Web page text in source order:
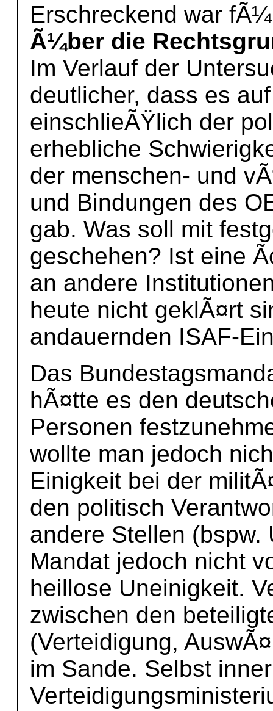
Erschreckend war
Ã¼ber die
Im Verlauf der
deutlicher, dass es
einschlieÃŸlich der
erhebliche
der menschen- und
und Bindungen des
gab. Was soll mit
geschehen? Ist eine
an andere
heute nicht geklÃ¤rt
andauernden ISAF-
Das
hÃ¤tte es den
Personen
wollte man jedoch
Einigkeit bei der
den politisch
andere Stellen (bspw.
Mandat jedoch nicht
heillose Uneinigkeit.
zwischen den
(Verteidigung,
im Sande. Selbst